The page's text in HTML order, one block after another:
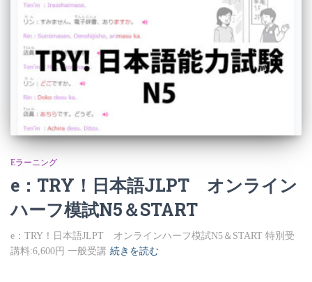
Eラーニング
e：TRY！日本語JLPT オンライン
ハーフ模試N5＆START
e：TRY！日本語JLPT オンラインハーフ模試N5＆START 特別受
講料:6,600円 一般受講 続きを読む